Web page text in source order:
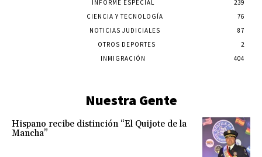
INFORME ESPECIAL
239
CIENCIA Y TECNOLOGÍA
76
NOTICIAS JUDICIALES
87
OTROS DEPORTES
2
INMIGRACIÓN
404
Nuestra Gente
Hispano recibe distinción “El Quijote de la
Mancha”